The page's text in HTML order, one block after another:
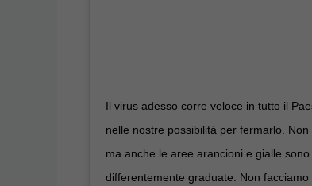
Il virus adesso corre veloce in tutto il
nelle nostre possibilità per fermarlo.
ma anche le aree arancioni e gialle
differentemente graduate. Non